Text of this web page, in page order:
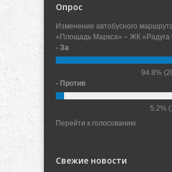
Опрос
Изменение автобусного
«Площадь Маркса» – ЖК «Радуга
- За
94.8%
- Против
5.2%
Перейти к голосованию
Свежие новости